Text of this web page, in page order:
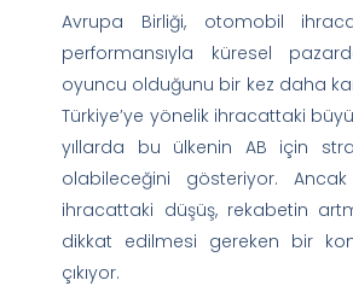
Avrupa Birliği, otomobil
performansıyla küresel
oyuncu olduğunu bir kez daha
Türkiye’ye yönelik ihracattaki
yıllarda bu ülkenin AB için
olabileceğini gösteriyor.
ihracattaki düşüş, rekabetin
dikkat edilmesi gereken bir
çıkıyor.